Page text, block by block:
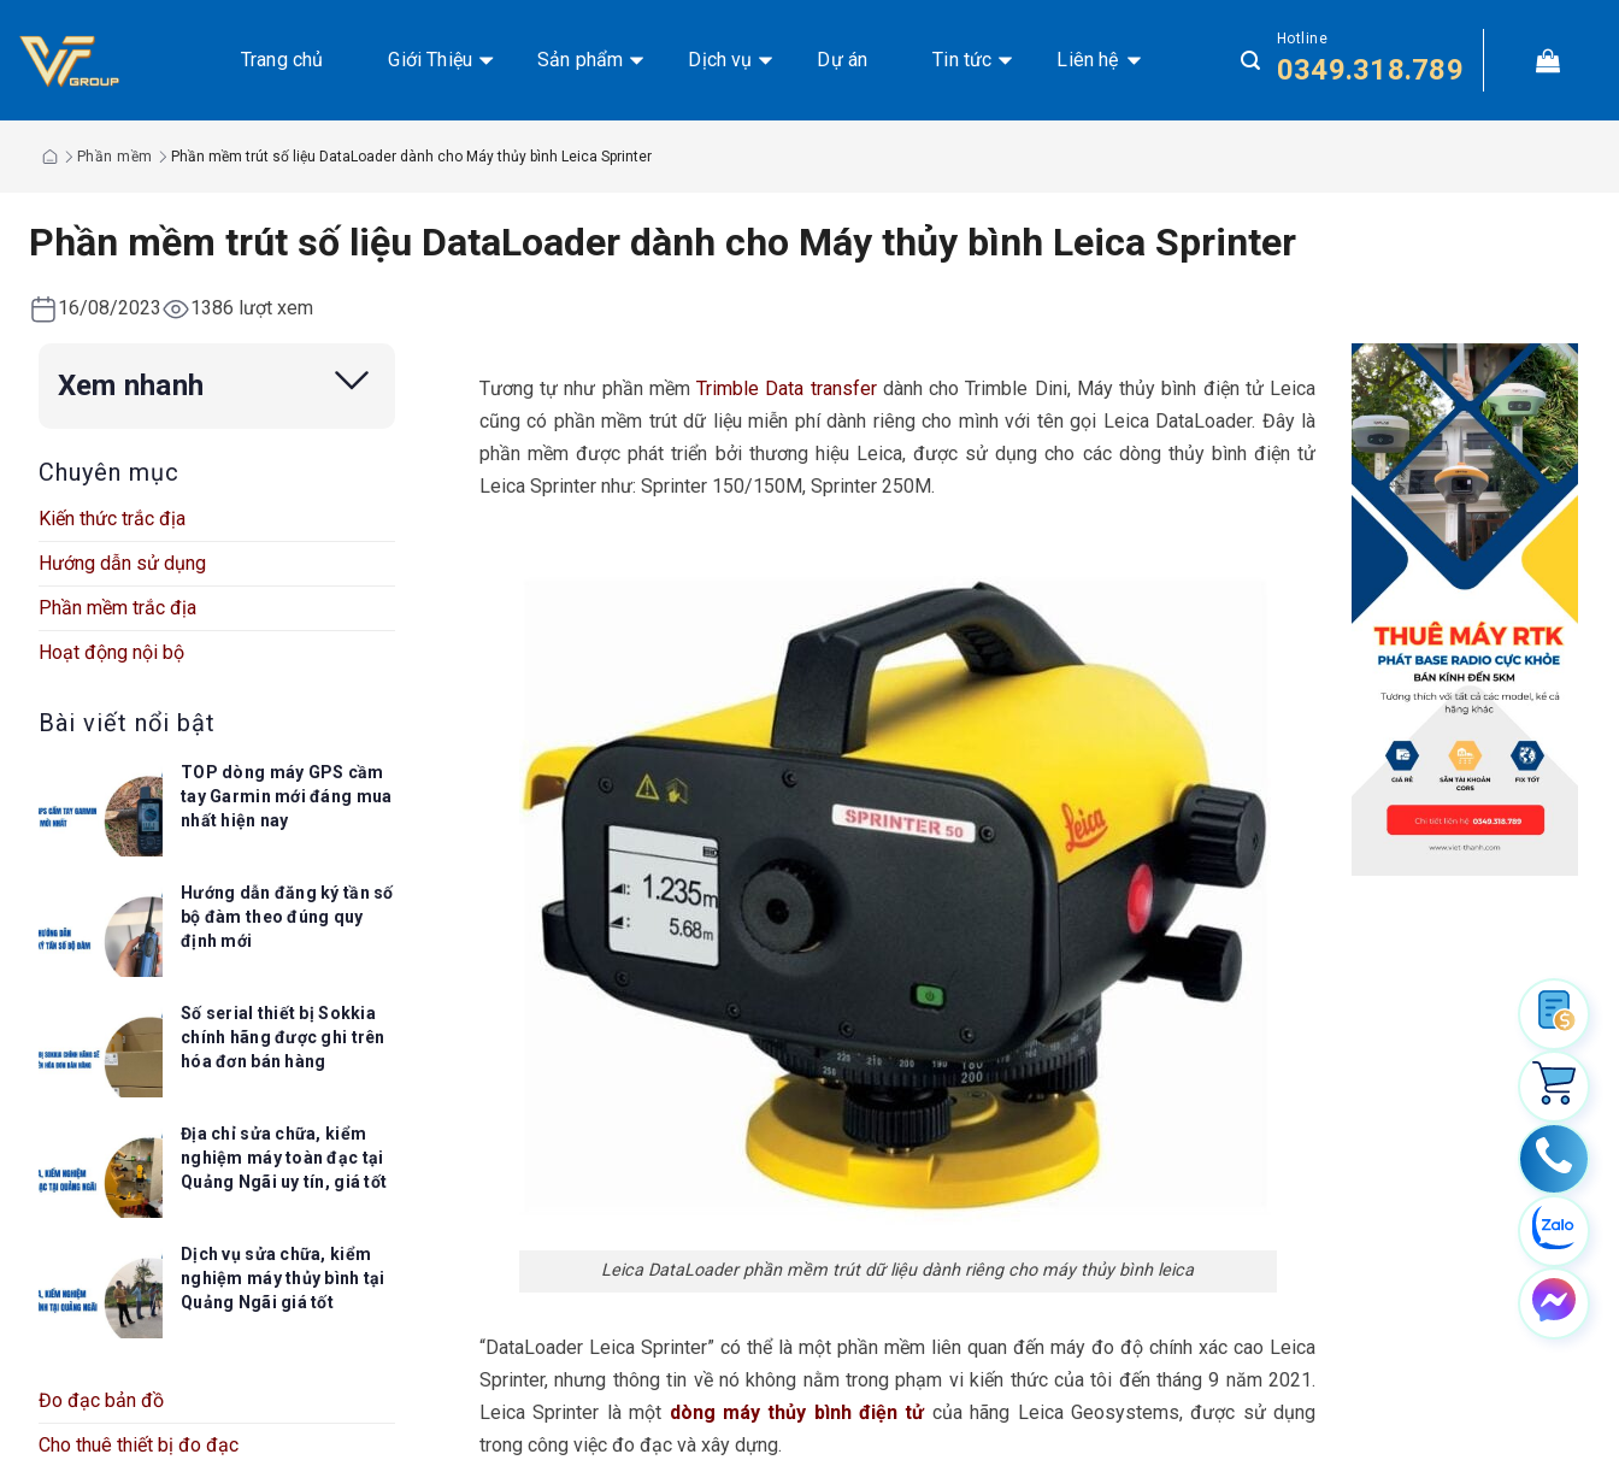
đến
Trang chủ Giới Thiệu Sản phẩm Dịch vụ Dự án Tin tức Liên hệ
Hotline
0349.318.789
Phần mềm Phần mềm trút số liệu DataLoader dành cho Máy thủy bình Leica Sprinter
Phần mềm trút số liệu DataLoader dành cho Máy thủy bình Leica Sprinter
16/08/2023 1386 lượt xem
Xem nhanh
Chuyên mục
Kiến thức trắc địa
Hướng dẫn sử dụng
Phần mềm trắc địa
Hoạt động nội bộ
Bài viết nổi bật
TOP dòng máy GPS cầm
tay Garmin mới đáng mua
nhất hiện nay
Hướng dẫn đăng ký tần số
bộ đàm theo đúng quy
định mới
Số serial thiết bị Sokkia
chính hãng được ghi trên
hóa đơn bán hàng
Địa chỉ sửa chữa, kiểm
nghiệm máy toàn đạc tại
Quảng Ngãi uy tín, giá tốt
Dịch vụ sửa chữa, kiểm
nghiệm máy thủy bình tại
Quảng Ngãi giá tốt
Đo đạc bản đồ
Cho thuê thiết bị đo đạc
Tương tự như phần mềmTrimble Data transferdành cho Trimble Dini, Máy thủy bình điện tử Leica
cũng có phần mềm trút dữ liệu miễn phí dành riêng cho mình với tên gọi Leica DataLoader. Đây là
phần mềm được phát triển bởi thương hiệu Leica, được sử dụng cho các dòng thủy bình điện tử
Leica Sprinter như: Sprinter 150/150M, Sprinter 250M.
Leica DataLoader phần mềm trút dữ liệu dành riêng cho máy thủy bình leica
“DataLoader Leica Sprinter” có thể là một phần mềm liên quan đến máy đo độ chính xác cao Leica
Sprinter, nhưng thông tin về nó không nằm trong phạm vi kiến thức của tôi đến tháng 9 năm 2021.
Leica Sprinter là một dòng máy thủy bình điện tửcủa hãng Leica Geosystems, được sử dụng
trong công việc đo đạc và xây dựng.